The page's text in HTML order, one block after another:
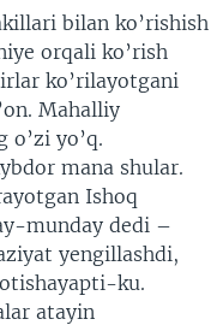
bilan ko’rishish
orqali ko’rish
ko’rilayotgani
Mahalliy
yo’q.
mana shular.
Ishoq
munday dedi –
yengillashdi,
ku.
atayin